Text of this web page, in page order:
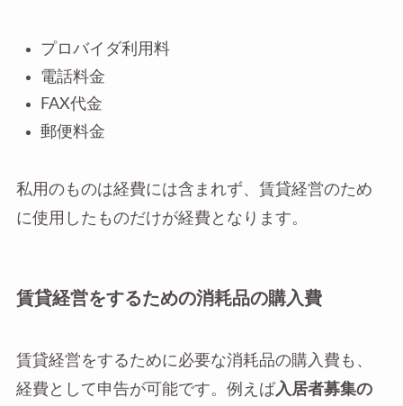
プロバイダ利用料
電話料金
FAX代金
郵便料金
私用のものは経費には含まれず、賃貸経営のため
に使用したものだけが経費となります。
賃貸経営をするための消耗品の購入費
賃貸経営をするために必要な消耗品の購入費も、
経費として申告が可能です。例えば 入居者募集の